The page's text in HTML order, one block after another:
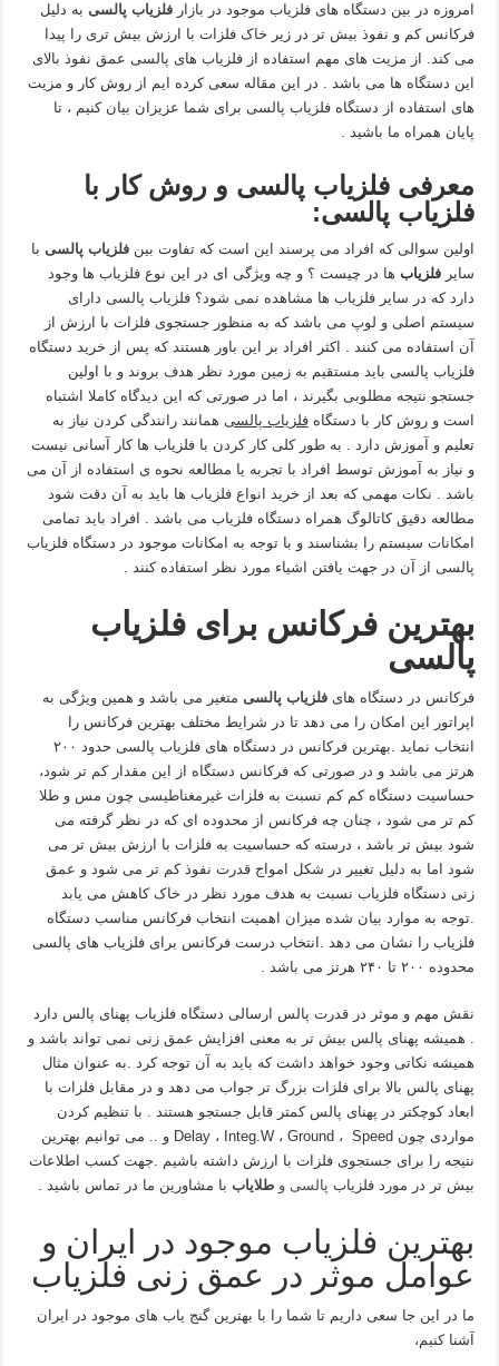
امروزه در بین دستگاه های فلزیاب موجود در بازار فلزیاب پالسی به دلیل
فرکانس کم و نفوذ بیش تر در زیر خاک فلزات با ارزش بیش تری را پیدا
می کند. از مزیت های مهم استفاده از فلزیاب های پالسی عمق نفوذ بالای
این دستگاه ها می باشد . در این مقاله سعی کرده ایم از روش کار و مزیت
های استفاده از دستگاه فلزیاب پالسی برای شما عزیزان بیان کنیم ، تا
پایان همراه ما باشید .
معرفی فلزیاب پالسی و روش کار با
فلزیاب پالسی:
اولین سوالی که افراد می پرسند این است که تفاوت بینفلزیاب پالسی با
سایرفلزیاب ها در چیست ؟ و چه ویژگی ای در این نوع فلزیاب ها وجود
دارد که در سایر فلزیاب ها مشاهده نمی شود؟ فلزیاب پالسی دارای
سیستم اصلی و لوپ می باشد که به منظور جستجوی فلزات با ارزش از
آن استفاده می کنند . اکثر افراد بر این باور هستند که پس از خرید دستگاه
فلزیاب پالسی باید مستقیم به زمین مورد نظر هدف بروند و با اولین
جستجو نتیجه مطلوبی بگیرند ، اما در صورتی که این دیدگاه کاملا اشتباه
است و روش کار با دستگاهفلزیاب پالسی همانند رانندگی کردن نیاز به
تعلیم و آموزش دارد . به طور کلی کار کردن با فلزیاب ها کار آسانی نیست
و نیاز به آموزش توسط افراد با تجربه یا مطالعه نحوه ی استفاده از آن می
باشد . نکات مهمی که بعد از خرید انواع فلزیاب ها باید به آن دقت شود
مطالعه دقیق کاتالوگ همراه دستگاه فلزیاب می باشد . افراد باید تمامی
امکانات سیستم را بشناسند و با توجه به امکانات موجود در دستگاه فلزیاب
پالسی از آن در جهت یافتن اشیاء مورد نظر استفاده کنند .
بهترین فرکانس برای فلزیاب
پالسی
فرکانس در دستگاه های فلزیاب پالسی متغیر می باشد و همین ویژگی به
اپراتور این امکان را می دهد تا در شرایط مختلف بهترین فرکانس را
انتخاب نماید .بهترین فرکانس در دستگاه های فلزیاب پالسی حدود ۲۰۰
هرتز می باشد و در صورتی که فرکانس دستگاه از این مقدار کم تر شود،
حساسیت دستگاه کم کم نسبت به فلزات غیرمغناطیسی چون مس و طلا
کم تر می شود ، چنان چه فرکانس از محدوده ای که در نظر گرفته می
شود بیش تر باشد ، درسته که حساسیت به فلزات با ارزش بیش تر می
شود اما به دلیل تغییر در شکل امواج قدرت نفوذ کم تر می شود و عمق
زنی دستگاه فلزیاب نسبت به هدف مورد نظر در خاک کاهش می یابد
.توجه به موارد بیان شده میزان اهمیت انتخاب فرکانس مناسب دستگاه
فلزیاب را نشان می دهد .انتخاب درست فرکانس برای فلزیاب های پالسی
محدوده ۲۰۰ تا ۲۴۰ هرتز می باشد .
نقش مهم و موثر در قدرت پالس ارسالی دستگاه فلزیاب پهنای پالس دارد
. همیشه پهنای پالس بیش تر به معنی افزایش عمق زنی نمی تواند باشد و
همیشه نکاتی وجود خواهد داشت که باید به آن توجه کرد .به عنوان مثال
پهنای پالس بالا برای فلزات بزرگ تر جواب می دهد و در مقابل فلزات با
ابعاد کوچکتر در پهنای پالس کمتر قابل جستجو هستند . با تنظیم کردن
مواردی چون Delay ، Integ.W ، Ground ، Speed و .. می توانیم بهترین
نتیجه را برای جستجوی فلزات با ارزش داشته باشیم .جهت کسب اطلاعات
بیش تر در مورد فلزیاب پالسی وطلایاب با مشاورین ما در تماس باشید .
بهترین فلزیاب موجود در ایران و
عوامل موثر در عمق زنی فلزیاب
ما در این جا سعی داریم تا شما را با بهترین گنج یاب های موجود در ایران
آشنا کنیم،